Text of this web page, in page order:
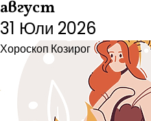
август
31 Юли 2026
Хороскоп Козирог